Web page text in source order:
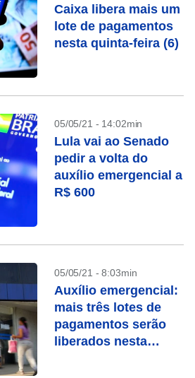
Caixa libera mais um
lote de pagamentos
nesta quinta-feira (6)
05/05/21 - 14:02min
Lula vai ao Senado
pedir a volta do
auxílio emergencial a
R$ 600
05/05/21 - 8:03min
Auxílio emergencial:
mais três lotes de
pagamentos serão
liberados nesta